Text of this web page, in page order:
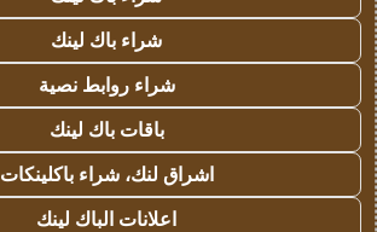
شراء باك لينك
شراء روابط نصية
باقات باك لينك
اشراق لنك، شراء باكلينكات
اعلانات الباك لينك